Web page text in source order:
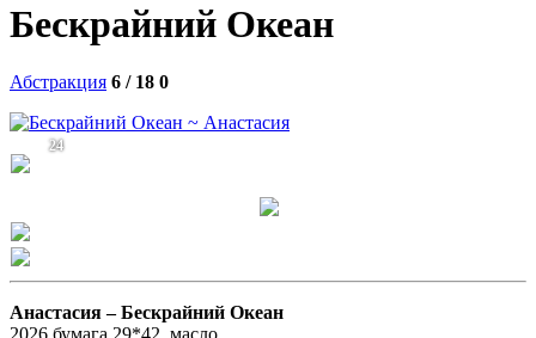
Бескрайний Океан
Абстракция 6 / 18 0
24
Анастасия –Бескрайний Океан